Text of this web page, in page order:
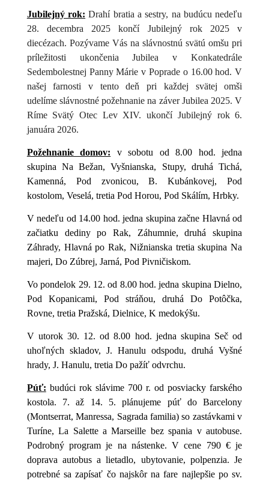
Jubilejný rok: Drahí bratia a sestry, na budúcu nedeľu
28. decembra 2025 končí Jubilejný rok 2025 v
diecézach. Pozývame Vás na slávnostnú svätú omšu pri
príležitosti ukončenia Jubilea v Konkatedrále
Sedembolestnej Panny Márie v Poprade o 16.00 hod. V
našej farnosti v tento deň pri každej svätej omši
udelíme slávnostné požehnanie na záver Jubilea 2025. V
Ríme Svätý Otec Lev XIV. ukončí Jubilejný rok 6.
januára 2026.
Požehnanie domov: v sobotu od 8.00 hod. jedna
skupina Na Bežan, Vyšnianska, Stupy, druhá Tichá,
Kamenná, Pod zvonicou, B. Kubánkovej, Pod
kostolom, Veselá, tretia Pod Horou, Pod Skálím, Hrbky.
V nedeľu od 14.00 hod. jedna skupina začne Hlavná od
začiatku dediny po Rak, Záhumnie, druhá skupina
Záhrady, Hlavná po Rak, Nižnianska tretia skupina Na
majeri, Do Zúbrej, Jarná, Pod Pivničiskom.
Vo pondelok 29. 12. od 8.00 hod. jedna skupina Dielno,
Pod Kopanicami, Pod stráňou, druhá Do Potôčka,
Rovne, tretia Pražská, Dielnice, K medokýšu.
V utorok 30. 12. od 8.00 hod. jedna skupina Seč od
uhoľných skladov, J. Hanulu odspodu, druhá Vyšné
hrady, J. Hanulu, tretia Do pažíť odvrchu.
Púť: budúci rok slávime 700 r. od posviacky farského
kostola. 7. až 14. 5. plánujeme púť do Barcelony
(Montserrat, Manressa, Sagrada familia) so zastávkami v
Turíne, La Salette a Marseille bez spania v autobuse.
Podrobný program je na nástenke. V cene 790 € je
doprava autobus a lietadlo, ubytovanie, polpenzia. Je
potrebné sa zapísať čo najskôr na fare najlepšie po sv.